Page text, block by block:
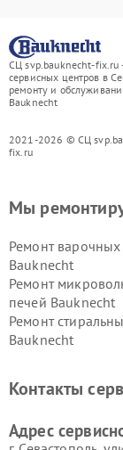
СЦ svp.bauknecht-fix.ru -
сервисных центров в
ремонту и
Bauknecht
2021-2026 © СЦ
fix.ru
Мы
Ремонт
Bauknecht
Ремонт
печей Bauknecht
Ремонт
Bauknecht
Контакты
Адрес